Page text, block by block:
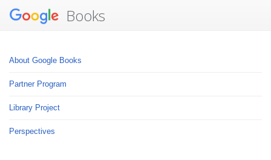
Books
About Google Books
Partner Program
Library Project
Perspectives